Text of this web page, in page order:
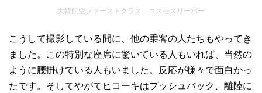
大韓航空ファーストクラス コスモスリーパー
こうして撮影している間に、他の乗客の人たちもやってき
ました。この特別な座席に驚いている人もいれば、当然の
ように腰掛けている人もいました。反応が様々で面白かっ
たです。そしてやがてヒコーキはプッシュバック、離陸に